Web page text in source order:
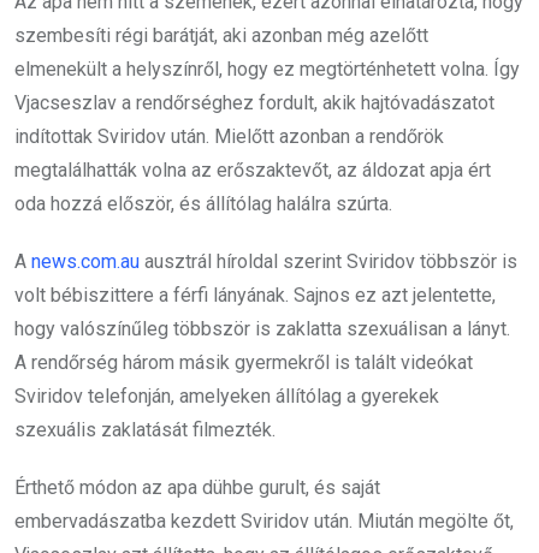
szembesíti régi barátját, aki azonban még azelőtt
elmenekült a helyszínről, hogy ez megtörténhetett volna. Így
Vjacseszlav a rendőrséghez fordult, akik hajtóvadászatot
indítottak Sviridov után. Mielőtt azonban a rendőrök
megtalálhatták volna az erőszaktevőt, az áldozat apja ért
oda hozzá először, és állítólag halálra szúrta.
A news.com.au ausztrál híroldal szerint Sviridov többször is
volt bébiszittere a férfi lányának. Sajnos ez azt jelentette,
hogy valószínűleg többször is zaklatta szexuálisan a lányt.
A rendőrség három másik gyermekről is talált videókat
Sviridov telefonján, amelyeken állítólag a gyerekek
szexuális zaklatását filmezték.
Érthető módon az apa dühbe gurult, és saját
embervadászatba kezdett Sviridov után. Miután megölte őt,